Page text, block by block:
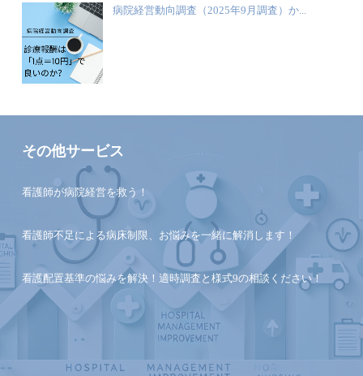
病院経営動向調査（2025年9月調査）か...
その他サービス
看護師が病院経営を救う！
看護師不足による病床制限、お悩みを一緒に解消します！
看護配置基準の悩みを解決！適時調査と様式9の相談ください！